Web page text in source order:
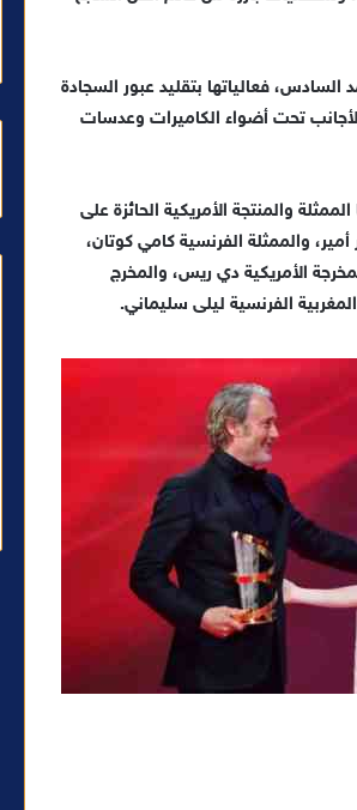
فعالياتها بتقليد عبور السجادة
تحت أضواء الكاميرات وعدسات
والمنتجة الأمريكية الحائزة على
والممثلة الفرنسية كامي كوتان،
الأمريكية دي ريس، والمخرج
الفرنسية ليلى سليماني.